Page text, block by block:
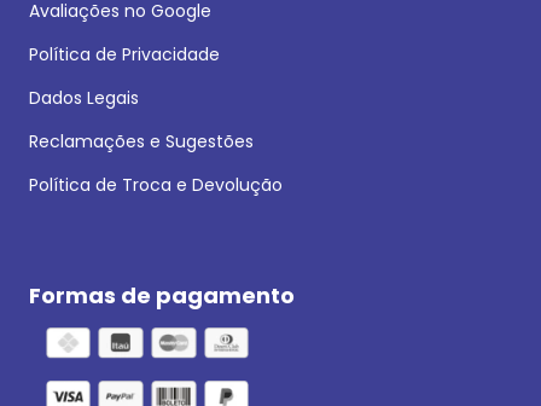
Avaliações no Google
Política de Privacidade
Dados Legais
Reclamações e Sugestões
Política de Troca e Devolução
Formas de pagamento